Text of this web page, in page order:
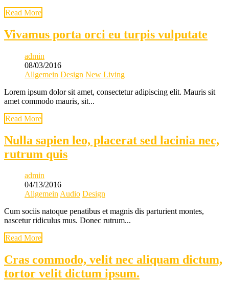
Read More
Vivamus porta orci eu turpis vulputate
admin
08/03/2016
Allgemein Design New Living
Lorem ipsum dolor sit amet, consectetur adipiscing elit. Mauris sit
amet commodo mauris, sit...
Read More
Nulla sapien leo, placerat sed lacinia nec,
rutrum quis
admin
04/13/2016
AllgemeinAudio Design
Cum sociis natoque penatibus et magnis dis parturient montes,
nascetur ridiculus mus. Donec rutrum...
Read More
Cras commodo, velit nec aliquam dictum,
tortor velit dictum ipsum.